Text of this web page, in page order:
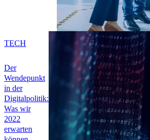
Der
Wendepunkt
in der
Digitalpolitik:
Was wir
2022
erwarten
TECH